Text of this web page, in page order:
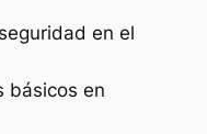
en el
básicos en